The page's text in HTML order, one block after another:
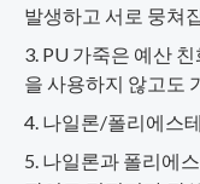
발생하고 서로 뭉쳐
PU 가죽은 예산
을 사용하지 않고도
나일론/폴리에스
나일론과 폴리에